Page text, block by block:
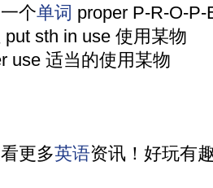
一个单词 proper P-R-O-
put sth in use 使用某物
use 适当的使用某物
更多英语资讯！好玩有